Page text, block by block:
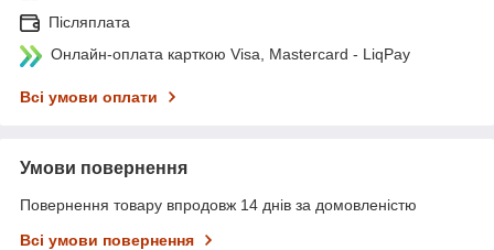
Післяплата
Онлайн-оплата карткою Visa, Mastercard - LiqPay
Всі умови оплати
Умови повернення
Повернення товару впродовж 14 днів за домовленістю
Всі умови повернення